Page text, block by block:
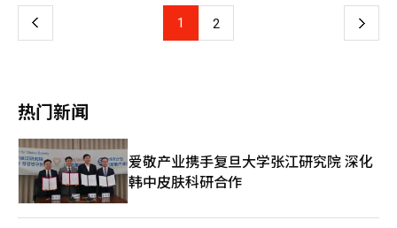
占AI时代的先机。自2019年设立三星研究下的下一代通信研究中
心以来，已在6G前沿技术方面取得进展，最近在7GHz频段实现了
比现有5G快约两倍的传输速度。业内人士指出，“DX部门正在通
编辑。
了自主AI平台“Vision AI Companion”，支持多种AI服务，用户
可通过语音命令获取信息，实现双向互动。 特殊功能也得到了增
Micro RGB电视增加了100英寸等产品，最高型号“RH95”配备
专用AI处理器，提供生动的画质体验。 新的Mini LED系列通过精
密的量子Mini LED光源提供精细的对比度和亮度，支持高端市场。
用社长强调，Micro RGB虽然是超高端产品，但将通过扩大产品线
来普及三星的独特技术。 三星通过多样化产品线和创新AI功能，旨
在与中国家电企业拉开差距，巩固市场地位。用社长表示，将通过
全线产品的提升，降低超大屏和超高清电视的购买门槛，增强市场
竞争力。
上 1 2 下
热门新闻
爱敬产业携手复旦大学张江研究院 深化
韩中皮肤科研合作